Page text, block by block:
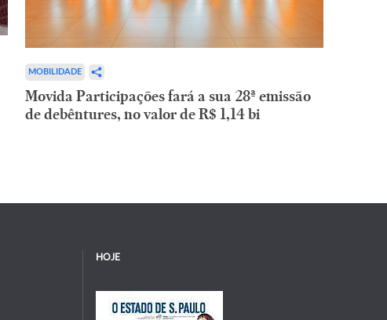
MOBILIDADE
Movida Participações fará a sua 28ª emissão
de debêntures, no valor de R$ 1,14 bi
HOJE